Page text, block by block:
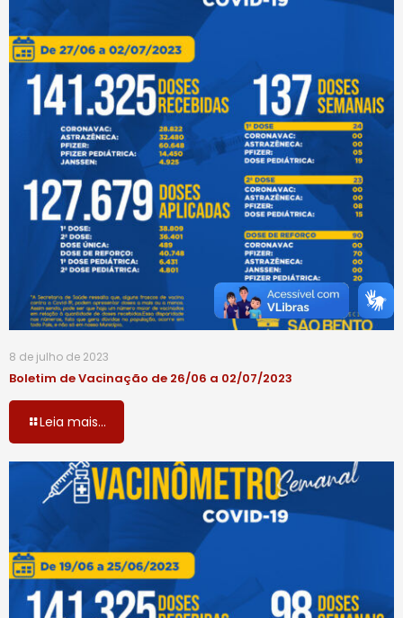
8 de julho de 2023
Boletim de Vacinação de 26/06 a 02/07/2023
Leia mais...